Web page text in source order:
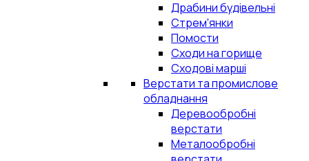
Драбини будівельні
Стрем'янки
Помости
Сходи на горище
Сходові марші
Верстати та промислове
обладнання
Деревообробні
верстати
Металообробні